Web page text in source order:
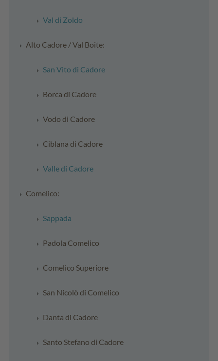
Val di Zoldo
Alto Cadore / Val Boite:
San Vito di Cadore
Borca di Cadore
Vodo di Cadore
Ciblana di Cadore
Valle di Cadore
Comelico:
Sappada
Padola Comelico
Comelico Superiore
San Nicolò di Comelico
Danta di Cadore
Santo Stefano di Cadore